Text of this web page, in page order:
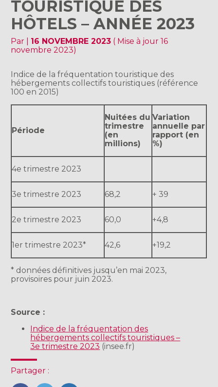
TOURISTIQUE DES
HÔTELS – ANNÉE 2023
Par 16 NOVEMBRE 2023 ( Mise à jour 16
novembre 2023)
Indice de la fréquentation touristique des
hébergements collectifs touristiques (référence
100 en 2015)
Période
Nuitées du
trimestre
(en
millions)
Variation
annuelle par
rapport (en
%)
4e trimestre 2023
3e trimestre 2023 68,2 + 39
2e trimestre 2023 60,0 +4,8
1er trimestre 2023* 42,6 +19,2
* données définitives jusqu’en mai 2023,
provisoires pour juin 2023.
Source :
Indice de la fréquentation des
hébergements collectifs touristiques –
3e trimestre 2023 (insee.fr)
Partager :